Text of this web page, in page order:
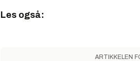
Sentralisering av IT i Oslo har gitt
Oppgradering av motorvogn- og
Les også:
ARTIKKELEN